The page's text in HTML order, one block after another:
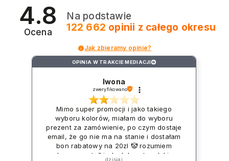
2026? Znajdź inspirację dla swojego manicure!
4.8
Ocena
Na podstawie
122 662 opinii z całego okresu
Jak zbieramy opinie?
OPINIA W TRAKCIE MEDIACJI ?
Iwona
zweryfikowano
Mimo super promocji i jako takiego
wyboru kolorów, miałam do wyboru
prezent za zamówienie, po czym dostaje
email, że go nie ma na stanie i dostałam
bon rabatowy na 20zl 🤡 rozumiem
„rekompensatę” jednak koszt np lakieru
dzisiaj